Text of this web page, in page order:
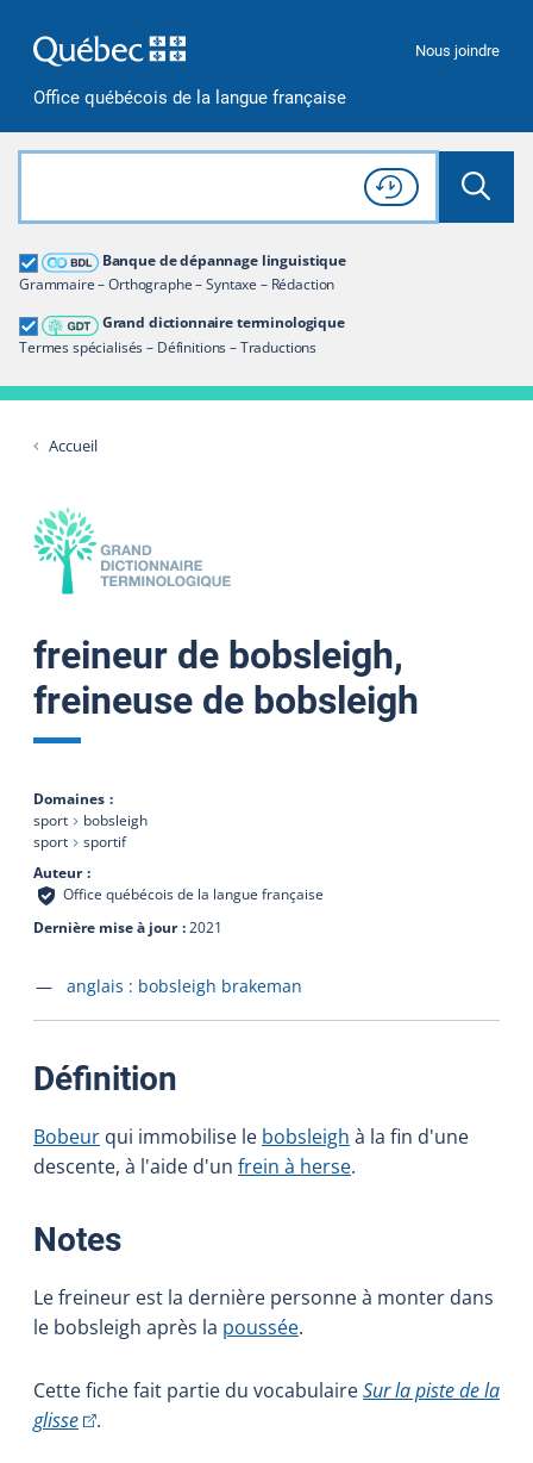
Office québécois de la langue française
Nous joindre
Rechercher dans tout le site
Lancer
Consulter l'
Historique
de recherche
Banque de dépannage linguistique
Grammaire – Orthographe – Syntaxe – Rédaction
Grand dictionnaire terminologique
Termes spécialisés – Définitions – Traductions
Grand dictionnaire terminologique
Restreindre aux termes
Accueil
freineur de bobsleigh,
freineuse de bobsleigh
Domaines
sport
bobsleigh
sport
sportif
Auteur
Office québécois de la langue française
Dernière mise à jour 2021
Accéder à la fiche en
anglais : bobsleigh brakeman
Définition
Bobeur qui immobilise le bobsleigh à la fin d'une
descente, à l'aide d'un frein à herse.
Notes:
Le freineur est la dernière personne à monter dans
le bobsleigh après la poussée.
Cette fiche fait partie du vocabulaireSur la piste de la
glisse(Cet hyperlien externe s'ouvrira dans une nouvelle
.